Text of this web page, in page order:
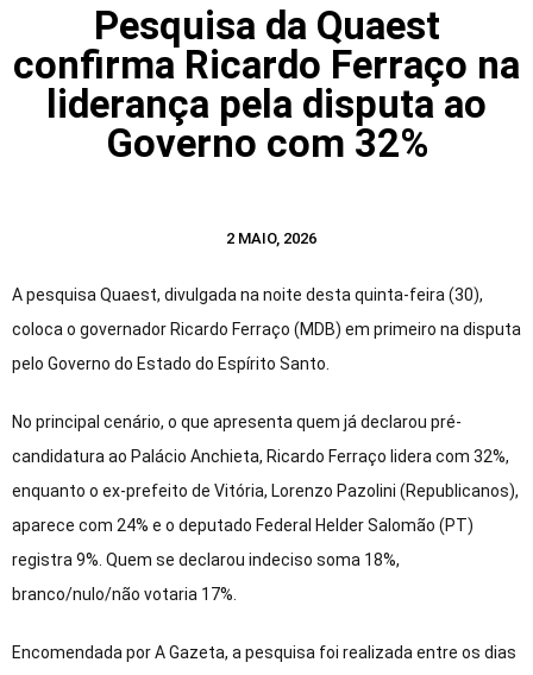
Pesquisa da Quaest
confirma Ricardo Ferraço na
liderança pela disputa ao
Governo com 32%
2 MAIO, 2026
A pesquisa Quaest, divulgada na noite desta quinta-feira (30),
coloca o governador Ricardo Ferraço (MDB) em primeiro na disputa
pelo Governo do Estado do Espírito Santo.
No principal cenário, o que apresenta quem já declarou pré-
candidatura ao Palácio Anchieta, Ricardo Ferraço lidera com 32%,
enquanto o ex-prefeito de Vitória, Lorenzo Pazolini (Republicanos),
aparece com 24% e o deputado Federal Helder Salomão (PT)
registra 9%. Quem se declarou indeciso soma 18%,
branco/nulo/não votaria 17%.
Encomendada por A Gazeta, a pesquisa foi realizada entre os dias